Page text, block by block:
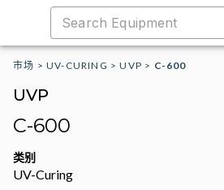
市场 >UV-CURING >UVP > C-600
UVP
C-600
类别
UV-Curing